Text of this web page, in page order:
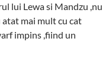
lui Lewa si Mandzu ,nu
atat mai mult cu cat
impins ,fiind un